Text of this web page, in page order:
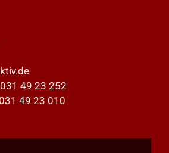
49 23 252
49 23 010